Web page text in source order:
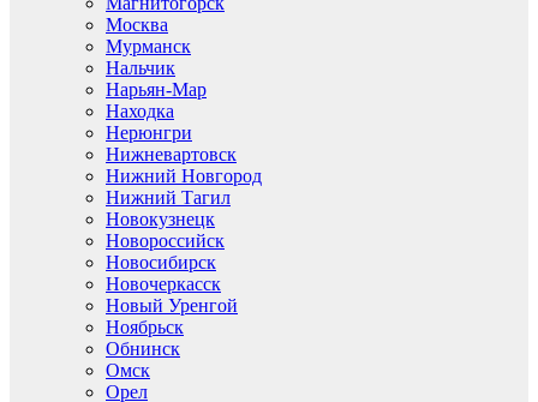
Москва
Мурманск
Нальчик
Нарьян-Мар
Находка
Нерюнгри
Нижневартовск
Нижний Новгород
Нижний Тагил
Новокузнецк
Новороссийск
Новосибирск
Новочеркасск
Новый Уренгой
Ноябрьск
Обнинск
Омск
Орел